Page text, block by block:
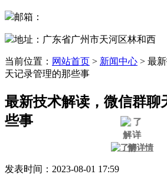
邮箱：
地址：广东省广州市天河区林和西
当前位置： 网站首页 > 新闻中心 > 最
天记录管理的那些事
最新技术解读，微信群聊
些事
发表时间：2023-08-01 17:59